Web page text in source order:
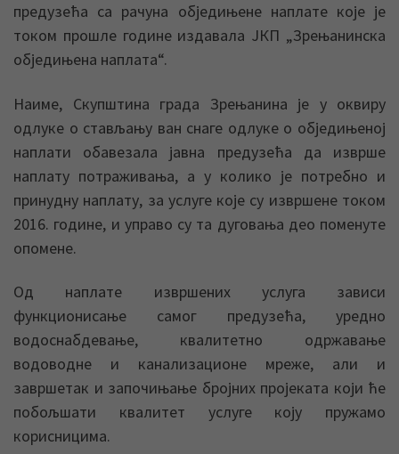
предузећа са рачуна обједињене наплате које је
током прошле године издавала ЈКП „Зрењанинска
обједињена наплата“.
Наиме, Скупштина града Зрењанина је у оквиру
одлуке о стављању ван снаге одлуке о обједињеној
наплати обавезала јавна предузећа да изврше
наплату потраживања, а у колико је потребно и
принудну наплату, за услуге које су извршене током
2016. године, и управо су та дуговања део поменуте
опомене.
Од наплате извршених услуга зависи
функционисање самог предузећа, уредно
водоснабдевање, квалитетно одржавање
водоводне и канализационе мреже, али и
завршетак и започињање бројних пројеката који ће
побољшати квалитет услуге коју пружамо
корисницима.